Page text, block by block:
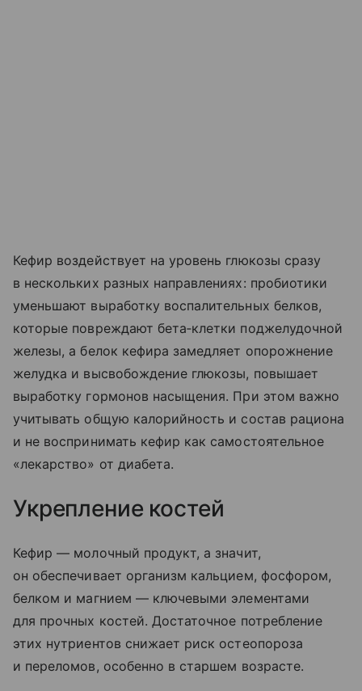
Кефир воздействует на уровень глюкозы сразу
в нескольких разных направлениях: пробиотики
уменьшают выработку воспалительных белков,
которые повреждают бета‑клетки поджелудочной
железы, а белок кефира замедляет опорожнение
желудка и высвобождение глюкозы, повышает
выработку гормонов насыщения. При этом важно
учитывать общую калорийность и состав рациона
и не воспринимать кефир как самостоятельное
«лекарство» от диабета.
Укрепление костей
Кефир — молочный продукт, а значит,
он обеспечивает организм кальцием, фосфором,
белком и магнием — ключевыми элементами
для прочных костей. Достаточное потребление
этих нутриентов снижает риск остеопороза
и переломов, особенно в старшем возрасте.